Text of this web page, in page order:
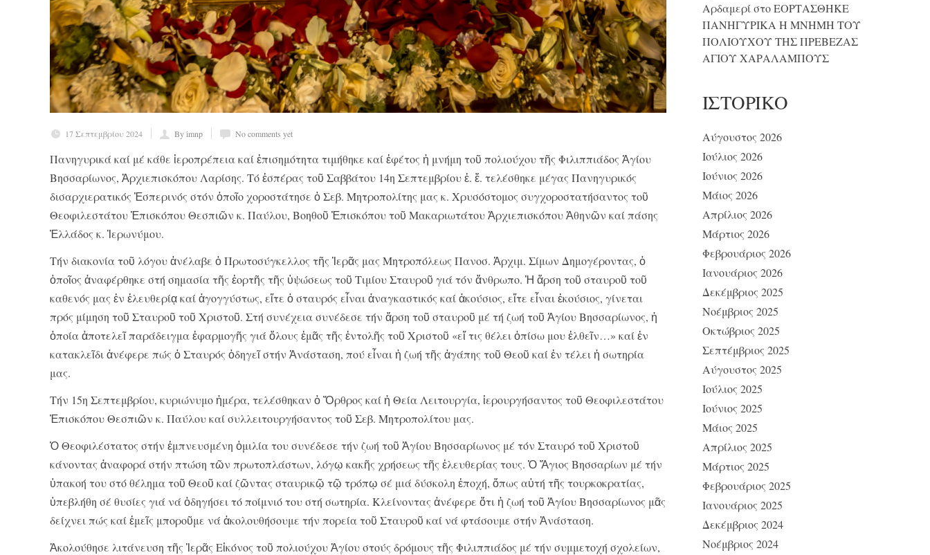
17 Σεπτεμβρίου 2024 By imnp No comments yet
Πανηγυρικά καί μέ κάθε ἱεροπρέπεια καί ἐπισημότητα τιμήθηκε καί ἐφέτος ἡ μνήμη τοῦ πολιούχου τῆς Φιλιππιάδος Ἁγίου
Βησσαρίωνος, Ἀρχιεπισκόπου Λαρίσης. Τό ἑσπέρας τοῦ Σαββάτου 14η Σεπτεμβρίου ἐ. ἔ. τελέσθηκε μέγας Πανηγυρικός
δισαρχιερατικός Ἑσπερινός στόν ὁποῖο χοροστάτησε ὁ Σεβ. Μητροπολίτης μας κ. Χρυσόστομος συγχοροστατήσαντος τοῦ
Θεοφιλεστάτου Ἐπισκόπου Θεσπιῶν κ. Παύλου, Βοηθοῦ Ἐπισκόπου τοῦ Μακαριωτάτου Ἀρχιεπισκόπου Ἀθηνῶν καί πάσης
Ἑλλάδος κ. Ἱερωνύμου.
Τήν διακονία τοῦ λόγου ἀνέλαβε ὁ Πρωτοσύγκελλος τῆς Ἱερᾶς μας Μητροπόλεως Πανοσ. Ἀρχιμ. Σίμων Δημογέροντας, ὁ
ὁποῖος ἀναφέρθηκε στή σημασία τῆς ἑορτῆς τῆς ὑψώσεως τοῦ Τιμίου Σταυροῦ γιά τόν ἄνθρωπο. Ἡ ἄρση τοῦ σταυροῦ τοῦ
καθενός μας ἐν ἐλευθερίᾳ καί ἀγογγύστως, εἴτε ὁ σταυρός εἶναι ἀναγκαστικός καί ἀκούσιος, εἴτε εἶναι ἑκούσιος, γίνεται
πρός μίμηση τοῦ Σταυροῦ τοῦ Χριστοῦ. Στή συνέχεια συνέδεσε τήν ἄρση τοῦ σταυροῦ μέ τή ζωή τοῦ Ἁγίου Βησσαρίωνος, ἡ
ὁποία ἀποτελεῖ παράδειγμα ἐφαρμογῆς γιά ὅλους ἐμᾶς τῆς ἐντολῆς τοῦ Χριστοῦ «εἴ τις θέλει ὀπίσω μου ἐλθεῖν…» καί ἐν
κατακλεῖδι ἀνέφερε πώς ὁ Σταυρός ὁδηγεῖ στήν Ἀνάσταση, πού εἶναι ἡ ζωή τῆς ἀγάπης τοῦ Θεοῦ καί ἐν τέλει ἡ σωτηρία
μας.
Τήν 15η Σεπτεμβρίου, κυριώνυμο ἡμέρα, τελέσθηκαν ὁ Ὄρθρος καί ἡ Θεία Λειτουργία, ἱερουργήσαντος τοῦ Θεοφιλεστάτου
Ἐπισκόπου Θεσπιῶν κ. Παύλου καί συλλειτουργήσαντος τοῦ Σεβ. Μητροπολίτου μας.
Ὁ Θεοφιλέστατος στήν ἐμπνευσμένη ὁμιλία του συνέδεσε τήν ζωή τοῦ Ἁγίου Βησσαρίωνος μέ τόν Σταυρό τοῦ Χριστοῦ
κάνοντας ἀναφορά στήν πτώση τῶν πρωτοπλάστων, λόγῳ κακῆς χρήσεως τῆς ἐλευθερίας τους. Ὁ Ἅγιος Βησσαρίων μέ τήν
ὑπακοή του στό θέλημα τοῦ Θεοῦ καί ζῶντας σταυρικῷ τῷ τρόπῳ σέ μιά δύσκολη ἐποχή, ὅπως αὐτή τῆς τουρκοκρατίας,
ὑπεβλήθη σέ θυσίες γιά νά ὁδηγήσει τό ποίμνιό του στή σωτηρία. Κλείνοντας ἀνέφερε ὅτι ἡ ζωή τοῦ Ἁγίου Βησσαρίωνος μᾶς
δείχνει πώς καί ἐμεῖς μποροῦμε νά ἀκολουθήσουμε τήν πορεία τοῦ Σταυροῦ καί νά φτάσουμε στήν Ἀνάσταση.
Ἀκολούθησε λιτάνευση τῆς Ἱερᾶς Εἰκόνος τοῦ πολιούχου Ἁγίου στούς δρόμους τῆς Φιλιππιάδος μέ τήν συμμετοχή σχολείων,
ΑρδαμερίστοΕΟΡΤΑΣΘΗΚΕ
ΠΑΝΗΓΥΡΙΚΑ Η ΜΝΗΜΗ ΤΟΥ
ΠΟΛΙΟΥΧΟΥ ΤΗΣ ΠΡΕΒΕΖΑΣ
ΑΓΙΟΥ ΧΑΡΑΛΑΜΠΟΥΣ
ΙΣΤΟΡΙΚΌ
Αύγουστος 2026
Ιούλιος 2026
Ιούνιος 2026
Μάιος 2026
Απρίλιος 2026
Μάρτιος 2026
Φεβρουάριος 2026
Ιανουάριος 2026
Δεκέμβριος 2025
Νοέμβριος 2025
Οκτώβριος 2025
Σεπτέμβριος 2025
Αύγουστος 2025
Ιούλιος 2025
Ιούνιος 2025
Μάιος 2025
Απρίλιος 2025
Μάρτιος 2025
Φεβρουάριος 2025
Ιανουάριος 2025
Δεκέμβριος 2024
Νοέμβριος 2024